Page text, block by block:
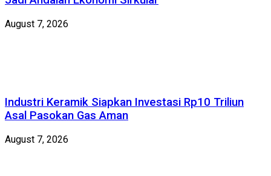
August 7, 2026
Industri Keramik Siapkan Investasi Rp10 Triliun
Asal Pasokan Gas Aman
August 7, 2026